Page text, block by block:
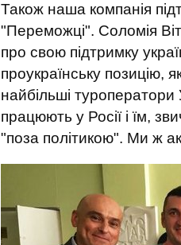
Також наша компанія
"Переможці". Соломія
про свою підтримку
проукраїнську
найбільші туроператори
працюють у Росії і їм,
"поза політикою". Ми ж